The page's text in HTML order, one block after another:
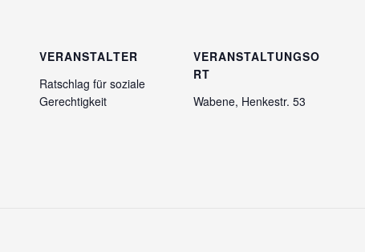
VERANSTALTER
Ratschlag für soziale
Gerechtigkeit
VERANSTALTUNGSO
RT
Wabene, Henkestr. 53